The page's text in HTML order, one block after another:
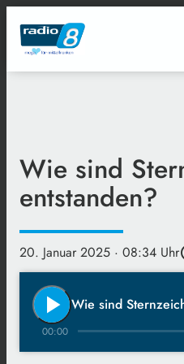
Wie sind
entstanden?
20. Januar 2025 · 08:34 Uhr
play_arrow Wie sind
00:00